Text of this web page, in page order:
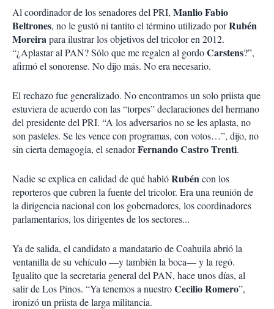
m
p
a
r
t
i
Al coordinador de los senadores del PRI, Manlio Fabio
Beltrones, no le gustó ni tantito el término utilizado porRubén
Moreirapara ilustrar los objetivos del tricolor en 2012.
“¿Aplastar al PAN? Sólo que me regalen al gordoCarstens?”,
afirmó el sonorense. No dijo más. No era necesario.
El rechazo fue generalizado. No encontramos un solo priista que
estuviera de acuerdo con las “torpes” declaraciones del hermano
del presidente del PRI. “A los adversarios no se les aplasta, no
son pasteles. Se les vence con programas, con votos…”, dijo, no
sin cierta demagogia, el senadorFernando Castro Trenti.
Nadie se explica en calidad de qué hablóRubéncon los
reporteros que cubren la fuente del tricolor. Era una reunión de
la dirigencia nacional con los gobernadores, los coordinadores
parlamentarios, los dirigentes de los sectores...
Ya de salida, el candidato a mandatario de Coahuila abrió la
ventanilla de su vehículo —y también la boca— y la regó.
Igualito que la secretaria general del PAN, hace unos días, al
salir de Los Pinos. “Ya tenemos a nuestroCecilio Romero”,
ironizó un priista de larga militancia.